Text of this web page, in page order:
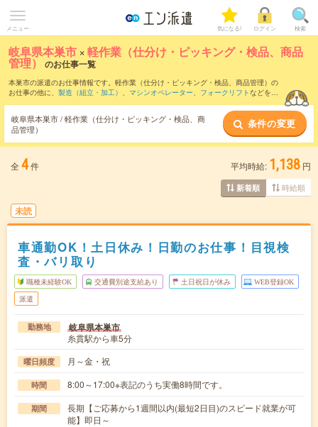
メニュー 気になる! ログイン 検索
岐阜県本巣市 ×軽作業（仕分け・ピッキング・検品、商品
管理） のお仕事一覧
本巣市の派遣のお仕事情報です。軽作業（仕分け・ピッキング・検品、商品管理）の
お仕事の他に、 製造（組立・加工） 、 マシンオペレーター、 フォークリフトなどを取
軽作業（仕分け・ピッキング・検品、商品
管理）のお仕事とは？とは？
岐阜県本巣市 / 軽作業（仕分け・ピッキング・検品、商
品管理）
条件の変更
全 4件 平均時給: 1,138 円
新着順 時給順
未読
車通勤OK！土日休み！日勤のお仕事！目視検
査・バリ取り
職種未経験OK 交通費別途支給あり 土日祝日が休み WEB登録OK
派遣
勤務地 岐阜県本巣市
糸貫駅から車5分
曜日頻度 月～金・祝
時間 8:00～17:00※表記のうち実働8時間です。
期間
長期【ご応募から1週間以内(最短2日目)のスピード就業が可
能】即日～